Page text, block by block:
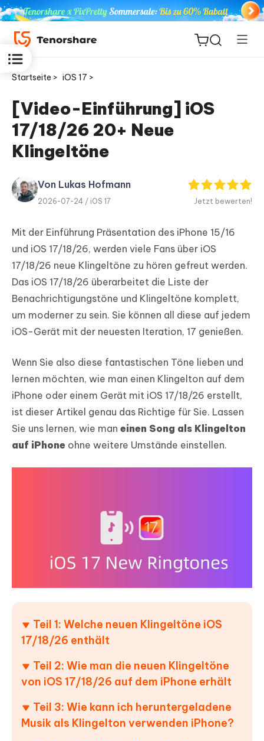
ReiBoot
for iOS
PDF
Editor
Neu
iAnyGo
Startseite > iOS 17 >
[Video-Einführung] iOS
17/18/26 20+ Neue
Klingeltöne
Von Lukas Hofmann
2026-07-24 / iOS 17 Jetzt bewerten!
Mit der Einführung Präsentation des iPhone 15/16
und iOS 17/18/26, werden viele Fans über iOS
17/18/26 neue Klingeltöne zu hören gefreut werden.
Das iOS 17/18/26 überarbeitet die Liste der
Benachrichtigungstöne und Klingeltöne komplett,
um moderner zu sein. Sie können all diese auf jedem
iOS-Gerät mit der neuesten Iteration, 17 genießen.
Wenn Sie also diese fantastischen Töne lieben und
lernen möchten, wie man einen Klingelton auf dem
iPhone oder einem Gerät mit iOS 17/18/26 erstellt,
ist dieser Artikel genau das Richtige für Sie. Lassen
Sie uns lernen, wie man einen Song als Klingelton
auf iPhone ohne weitere Umstände einstellen.
Teil 1: Welche neuen Klingeltöne iOS
17/18/26 enthält
Teil 2: Wie man die neuen Klingeltöne
von iOS 17/18/26 auf dem iPhone erhält
Teil 3: Wie kann ich heruntergeladene
Musik als Klingelton verwenden iPhone?